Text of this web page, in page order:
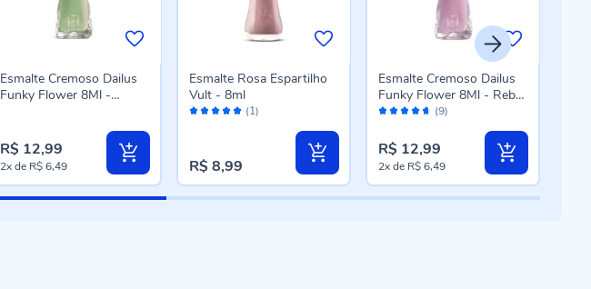
Esmalte Cremoso Dailus
Funky Flower 8Ml -
R$ 12,99
2xde R$ 6,49
Avaliação: (1)
Esmalte Rosa Espartilho
Vult - 8ml
R$ 8,99
Avaliação: (9)
Esmalte Cremoso Dailus
Funky Flower 8Ml - Rebel
Rose
R$ 12,99
2xde R$ 6,49